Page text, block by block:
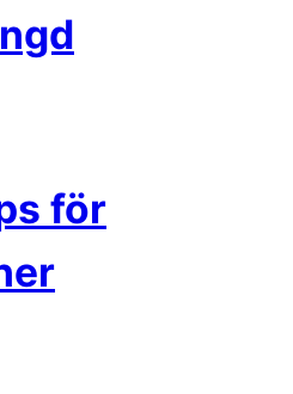
för